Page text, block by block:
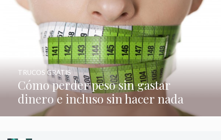
Cómo perder peso sin gastar
dinero e incluso sin hacer nada
TRUCOS GRATIS